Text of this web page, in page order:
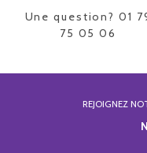
Une question? 01
75 05 06
REJOIGNEZ